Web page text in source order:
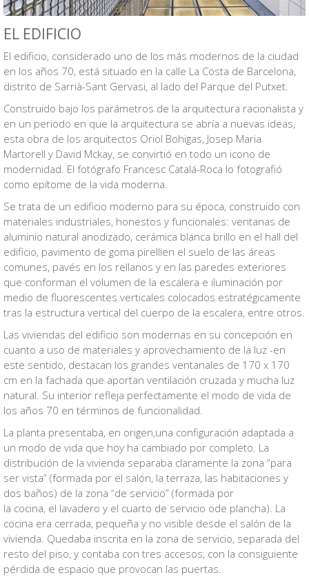
EL EDIFICIO
El edificio, considerado uno de los más modernos de la ciudad
en los años 70, está situado en la calle La Costa de Barcelona,
distrito de Sarrià-Sant Gervasi, al lado del Parque del Putxet.
Construido bajo los parámetros de la arquitectura racionalista y
en un periodo en que la arquitectura se abría a nuevas ideas,
esta obra de los arquitectos Oriol Bohigas, Josep Maria
Martorell y David Mckay, se convirtió en todo un icono de
modernidad. El fotógrafo Francesc Catalá-Roca lo fotografió
como epítome de la vida moderna.
Se trata de un edificio moderno para su época, construido con
materiales industriales, honestos y funcionales: ventanas de
aluminio natural anodizado, cerámica blanca brillo en el hall del
edificio, pavimento de goma pirellien el suelo de las áreas
comunes, pavés en los rellanos y en las paredes exteriores
que conforman el volumen de la escalera e iluminación por
medio de fluorescentes verticales colocados estratégicamente
tras la estructura vertical del cuerpo de la escalera, entre otros.
Las viviendas del edificio son modernas en su concepción en
cuanto a uso de materiales y aprovechamiento de la luz -en
este sentido, destacan los grandes ventanales de 170 x 170
cm en la fachada que aportan ventilación cruzada y mucha luz
natural. Su interior refleja perfectamente el modo de vida de
los años 70 en términos de funcionalidad.
La planta presentaba, en origen,una configuración adaptada a
un modo de vida que hoy ha cambiado por completo. La
distribución de la vivienda separaba claramente la zona “para
ser vista” (formada por el salón, la terraza, las habitaciones y
dos baños) de la zona “de servicio” (formada por
la cocina, el lavadero y el cuarto de servicio ode plancha). La
cocina era cerrada, pequeña y no visible desde el salón de la
vivienda. Quedaba inscrita en la zona de servicio, separada del
resto del piso, y contaba con tres accesos, con la consiguiente
pérdida de espacio que provocan las puertas.